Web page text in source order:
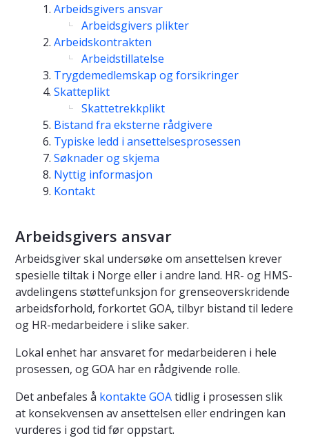
Arbeidsgivers ansvar
Arbeidsgivers plikter
Arbeidskontrakten
Arbeidstillatelse
Trygdemedlemskap og forsikringer
Skatteplikt
Skattetrekkplikt
Bistand fra eksterne rådgivere
Typiske ledd i ansettelsesprosessen
Søknader og skjema
Nyttig informasjon
Kontakt
Arbeidsgivers ansvar
Arbeidsgiver skal undersøke om ansettelsen krever
spesielle tiltak i Norge eller i andre land. HR- og HMS-
avdelingens støttefunksjon for grenseoverskridende
arbeidsforhold, forkortet GOA, tilbyr bistand til ledere
og HR-medarbeidere i slike saker.
Lokal enhet har ansvaret for medarbeideren i hele
prosessen, og GOA har en rådgivende rolle.
Det anbefales å kontakte GOAtidlig i prosessen slik
at konsekvensen av ansettelsen eller endringen kan
vurderes i god tid før oppstart.